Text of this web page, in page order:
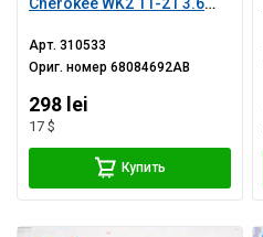
Арт.310533
Ориг. номер68084692AB
298 lei
17 $
Купить